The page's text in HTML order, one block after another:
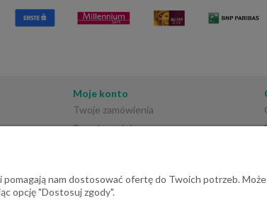
Moje konto
Twoje zamówienia
Przechowalnia
nam dostosować ofertę do Twoich potrzeb.
opcję "Dostosuj zgody".